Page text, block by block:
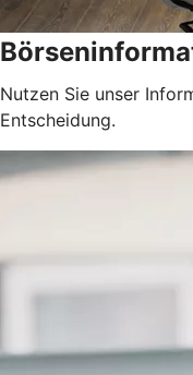
Nutzen Sie unser
Entscheidung.